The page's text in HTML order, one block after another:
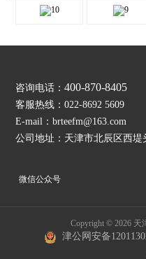
咨询电话：400-870-8405
客服热线：022-8692 5609
E-mail：brteefm@163.com
公司地址：天津市北辰区西堤
微信公众号
Copyright © 2026 天
津公网安备